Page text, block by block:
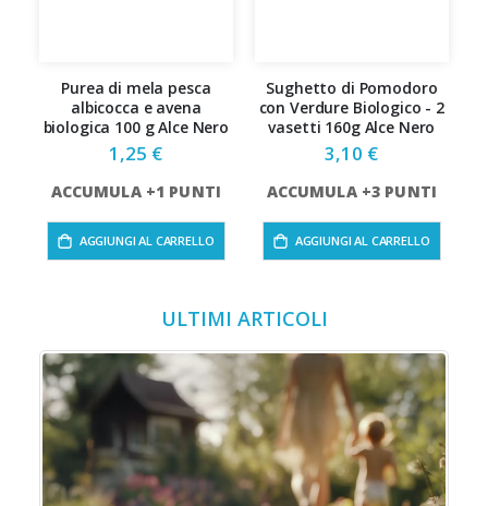
Purea di mela pesca
albicocca e avena
biologica 100 g Alce Nero
1,25 €
ACCUMULA +1 PUNTI
AGGIUNGI AL CARRELLO
Sughetto di Pomodoro
con Verdure Biologico - 2
vasetti 160g Alce Nero
3,10 €
ACCUMULA +3 PUNTI
AGGIUNGI AL CARRELLO
ULTIMI ARTICOLI